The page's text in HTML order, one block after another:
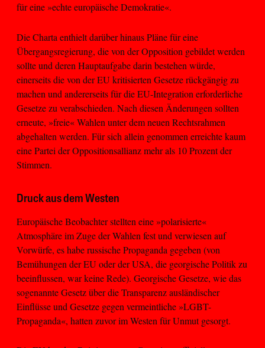
für eine »echte europäische Demokratie«.
Die Charta enthielt darüber hinaus Pläne für eine
Übergangsregierung, die von der Opposition gebildet werden
sollte und deren Hauptaufgabe darin bestehen würde,
einerseits die von der EU kritisierten Gesetze rückgängig zu
machen und andererseits für die EU-Integration erforderliche
Gesetze zu verabschieden. Nach diesen Änderungen sollten
erneute, »freie« Wahlen unter dem neuen Rechtsrahmen
abgehalten werden. Für sich allein genommen erreichte kaum
eine Partei der Oppositionsallianz mehr als 10 Prozent der
Stimmen.
Druck aus dem Westen
Europäische Beobachter stellten eine »polarisierte«
Atmosphäre im Zuge der Wahlen fest und verwiesen auf
Vorwürfe, es habe russische Propaganda gegeben (von
Bemühungen der EU oder der USA, die georgische Politik zu
beeinflussen, war keine Rede). Georgische Gesetze, wie das
sogenannte Gesetz über die Transparenz ausländischer
Einflüsse und Gesetze gegen vermeintliche »LGBT-
Propaganda«, hatten zuvor im Westen für Unmut gesorgt.